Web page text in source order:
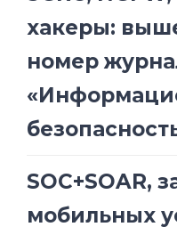
хакеры:
номер
SOC+SOAR,
мобильных